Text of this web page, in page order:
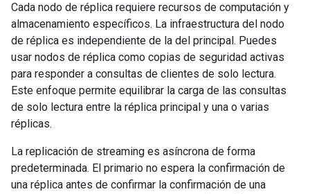
Cada nodo de réplica requiere recursos de computación y
almacenamiento específicos. La infraestructura del nodo
de réplica es independiente de la del principal. Puedes
usar nodos de réplica como copias de seguridad activas
para responder a consultas de clientes de solo lectura.
Este enfoque permite equilibrar la carga de las consultas
de solo lectura entre la réplica principal y una o varias
réplicas.
La replicación de streaming es asíncrona de forma
predeterminada. El primario no espera la confirmación de
una réplica antes de confirmar la confirmación de una